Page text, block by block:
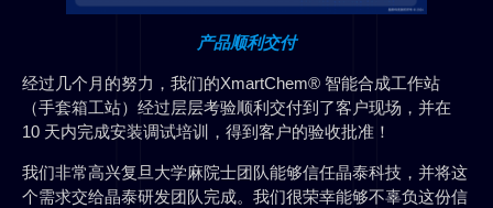
产品顺利交付
经过几个月的努力，我们的XmartChem® 智能合成工作站
（手套箱工站）经过层层考验顺利交付到了客户现场，并在
10 天内完成安装调试培训，得到客户的验收批准！
我们非常高兴复旦大学麻院士团队能够信任晶泰科技，并将这
个需求交给晶泰研发团队完成。我们很荣幸能够不辜负这份信